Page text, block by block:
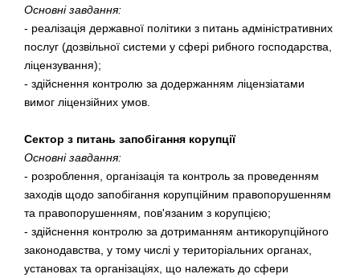
Основні завдання:
- реалізація державної політики з питань адміністративних
послуг (дозвільної системи у сфері рибного господарства,
ліцензування);
- здійснення контролю за додержанням ліцензіатами
вимог ліцензійних умов.
Сектор з питань запобігання корупції
Основні завдання:
- розроблення, організація та контроль за проведенням
заходів щодо запобігання корупційним правопорушенням
та правопорушенням, пов'язаним з корупцією;
- здійснення контролю за дотриманням антикорупційного
законодавства, у тому числі у територіальних органах,
установах та організаціях, що належать до сфери